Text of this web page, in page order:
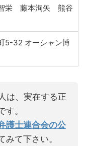
栄 藤本洵矢 熊谷
5-32 オーシャン博
は、実在する正
す。
護士連合会の公
みて下さい。